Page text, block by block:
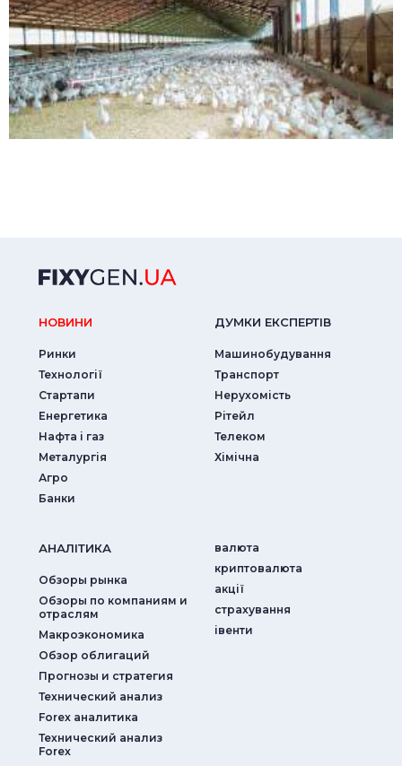
НОВИНИ
Ринки
Технології
Стартапи
Енергетика
Нафта і газ
Металургія
Агро
Банки
ДУМКИ ЕКСПЕРТIВ
Машинобудування
Транспорт
Нерухомість
Рітейл
Телеком
Хімічна
АНАЛIТИКА
Обзоры рынка
Обзоры по компаниям и
отраслям
Макроэкономика
Обзор облигаций
Прогнозы и стратегия
Технический анализ
Forex аналитика
Технический анализ
Forex
валюта
криптовалюта
акції
страхування
iвенти